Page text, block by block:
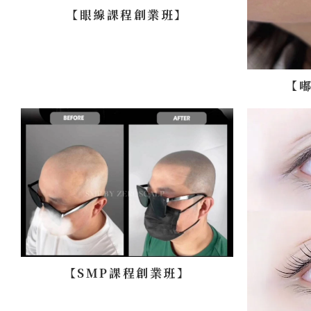
【眼線課程創業班】
【
【SMP課程創業班】